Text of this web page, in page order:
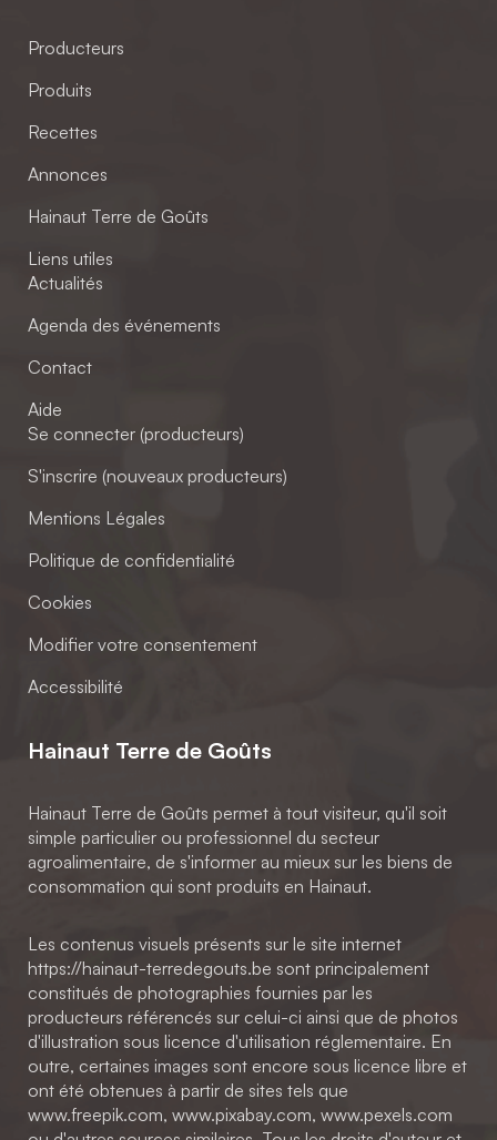
Producteurs
Produits
Recettes
Annonces
Hainaut Terre de Goûts
Liens utiles
Actualités
Agenda des événements
Contact
Aide
Se connecter (producteurs)
S'inscrire (nouveaux producteurs)
Mentions Légales
Politique de confidentialité
Cookies
Modifier votre consentement
Accessibilité
Hainaut Terre de Goûts
Hainaut Terre de Goûts permet à tout visiteur, qu'il soit
simple particulier ou professionnel du secteur
agroalimentaire, de s'informer au mieux sur les biens de
consommation qui sont produits en Hainaut.
Les contenus visuels présents sur le site internet
https://hainaut-terredegouts.be sont principalement
constitués de photographies fournies par les
producteurs référencés sur celui-ci ainsi que de photos
d'illustration sous licence d'utilisation réglementaire. En
outre, certaines images sont encore sous licence libre et
ont été obtenues à partir de sites tels que
www.freepik.com, www.pixabay.com, www.pexels.com